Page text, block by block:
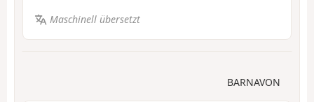
Maschinell übersetzt
BARNAVON